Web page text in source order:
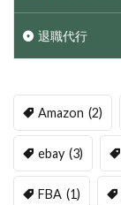
退職代行
Amazon (2)
ebay (3)
FBA (1)